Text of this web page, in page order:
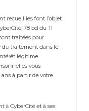
recueillies font l’objet
78 bd du 11
traitées pour
du traitement dans le
légitime
vous
à partir de votre
à CyberCité et à ses